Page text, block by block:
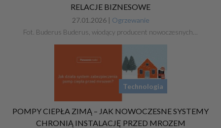
RELACJE BIZNESOWE
27.01.2026 | Ogrzewanie
Fot. Buderus Buderus, wiodący producent nowoczesnych…
Technologia
POMPY CIEPŁA ZIMĄ – JAK NOWOCZESNE SYSTEMY
CHRONIĄ INSTALACJĘ PRZED MROZEM